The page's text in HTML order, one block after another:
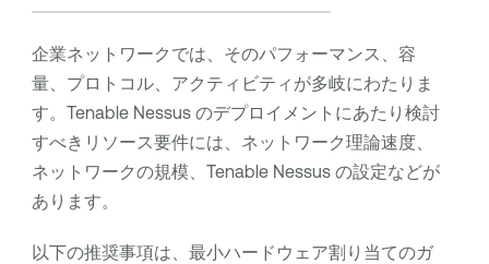
企業ネットワークでは、そのパフォーマンス、容
量、プロトコル、アクティビティが多岐にわたりま
す。 Tenable Nessusのデプロイメントにあたり検討
すべきリソース要件には、ネットワーク理論速度、
ネットワークの規模、 Tenable Nessusの設定などが
あります。
以下の推奨事項は、最小ハードウェア割り当てのガ